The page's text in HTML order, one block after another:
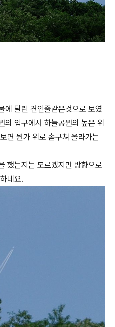
에 달린 견인줄같은것으로 보였
의 입구에서 하늘공원의 높은 위
면 뭔가 위로 솓구쳐 올라가는
했는지는 모르겠지만 방향으로
네요.